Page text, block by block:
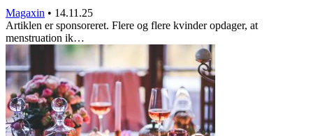
Magaxin • 14.11.25
Artiklen er sponsoreret. Flere og flere kvinder opdager, at
menstruation ik…